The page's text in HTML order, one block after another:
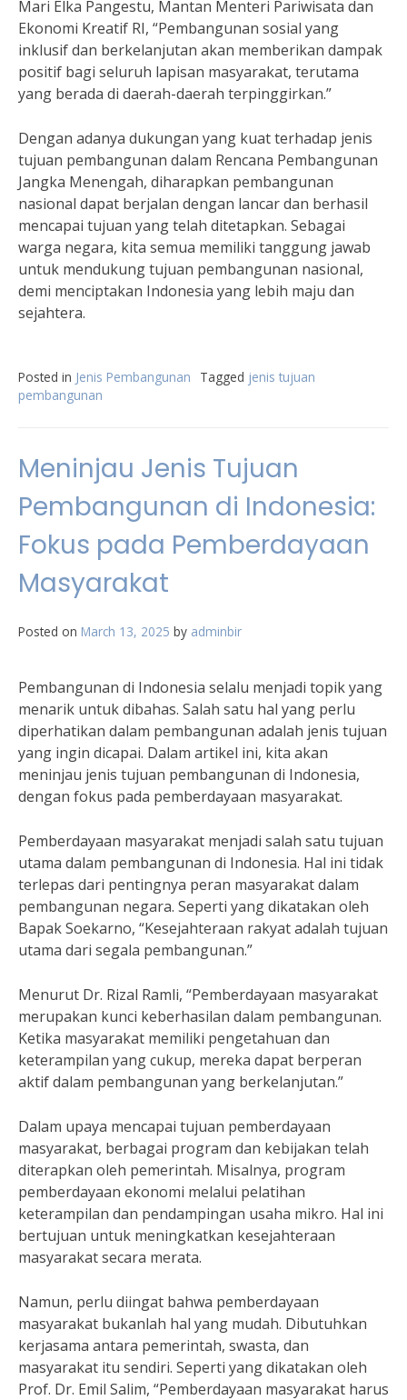
Mari Elka Pangestu, Mantan Menteri Pariwisata dan
Ekonomi Kreatif RI, “Pembangunan sosial yang
inklusif dan berkelanjutan akan memberikan dampak
positif bagi seluruh lapisan masyarakat, terutama
yang berada di daerah-daerah terpinggirkan.”
Dengan adanya dukungan yang kuat terhadap jenis
tujuan pembangunan dalam Rencana Pembangunan
Jangka Menengah, diharapkan pembangunan
nasional dapat berjalan dengan lancar dan berhasil
mencapai tujuan yang telah ditetapkan. Sebagai
warga negara, kita semua memiliki tanggung jawab
untuk mendukung tujuan pembangunan nasional,
demi menciptakan Indonesia yang lebih maju dan
sejahtera.
Posted in Jenis Pembangunan Tagged jenis tujuan
pembangunan
Meninjau Jenis Tujuan
Pembangunan di Indonesia:
Fokus pada Pemberdayaan
Masyarakat
Posted on March 13, 2025 by adminbir
Pembangunan di Indonesia selalu menjadi topik yang
menarik untuk dibahas. Salah satu hal yang perlu
diperhatikan dalam pembangunan adalah jenis tujuan
yang ingin dicapai. Dalam artikel ini, kita akan
meninjau jenis tujuan pembangunan di Indonesia,
dengan fokus pada pemberdayaan masyarakat.
Pemberdayaan masyarakat menjadi salah satu tujuan
utama dalam pembangunan di Indonesia. Hal ini tidak
terlepas dari pentingnya peran masyarakat dalam
pembangunan negara. Seperti yang dikatakan oleh
Bapak Soekarno, “Kesejahteraan rakyat adalah tujuan
utama dari segala pembangunan.”
Menurut Dr. Rizal Ramli, “Pemberdayaan masyarakat
merupakan kunci keberhasilan dalam pembangunan.
Ketika masyarakat memiliki pengetahuan dan
keterampilan yang cukup, mereka dapat berperan
aktif dalam pembangunan yang berkelanjutan.”
Dalam upaya mencapai tujuan pemberdayaan
masyarakat, berbagai program dan kebijakan telah
diterapkan oleh pemerintah. Misalnya, program
pemberdayaan ekonomi melalui pelatihan
keterampilan dan pendampingan usaha mikro. Hal ini
bertujuan untuk meningkatkan kesejahteraan
masyarakat secara merata.
Namun, perlu diingat bahwa pemberdayaan
masyarakat bukanlah hal yang mudah. Dibutuhkan
kerjasama antara pemerintah, swasta, dan
masyarakat itu sendiri. Seperti yang dikatakan oleh
Prof. Dr. Emil Salim, “Pemberdayaan masyarakat harus